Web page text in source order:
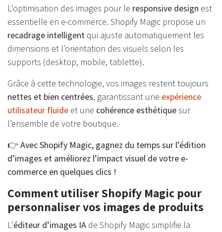
L’optimisation des images pour le responsive design est
essentielle en e-commerce. Shopify Magic propose un
recadrage intelligent qui ajuste automatiquement les
dimensions et l’orientation des visuels selon les
supports (desktop, mobile, tablette).
Grâce à cette technologie, vos images restent toujours
nettes et bien centrées, garantissant une expérience
utilisateur fluide et une cohérence esthétiquesur
l’ensemble de votre boutique.
👉Avec Shopify Magic, gagnez du temps sur l’édition
d’images et améliorez l’impact visuel de votre e-
commerce en quelques clics !
Comment utiliser Shopify Magic pour
personnaliser vos images de produits
L’éditeur d’images IA de Shopify Magic simplifie la